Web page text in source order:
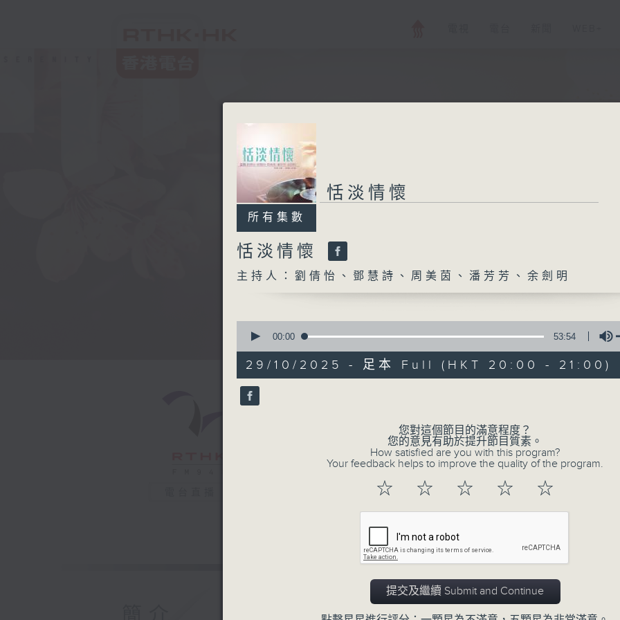
所有集數
恬淡情懷
所有集數
恬淡情懷
恬淡情懷
主持人：劉倩怡、鄧慧詩、周美茵、潘芳芳、余劍明
seconds
53
minutes,
54
seconds
90%
00:00 53:54
29/10/2025 - 足本 Full (HKT 20:00 - 21:00)
您對這個節目的滿意程度？
您的意見有助於提升節目質素。
How satisfied are you with this program?
Your feedback helps to improve the quality of the program.
☆ ☆ ☆ ☆ ☆
提交及繼續 Submit and Continue